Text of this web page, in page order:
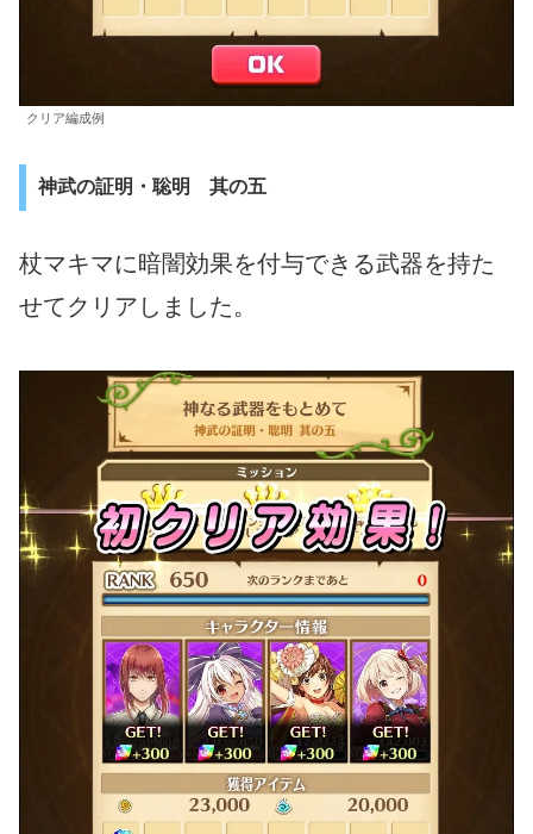
クリア編成例
神武の証明・聡明 其の五
杖マキマに暗闇効果を付与できる武器を持た
せてクリアしました。